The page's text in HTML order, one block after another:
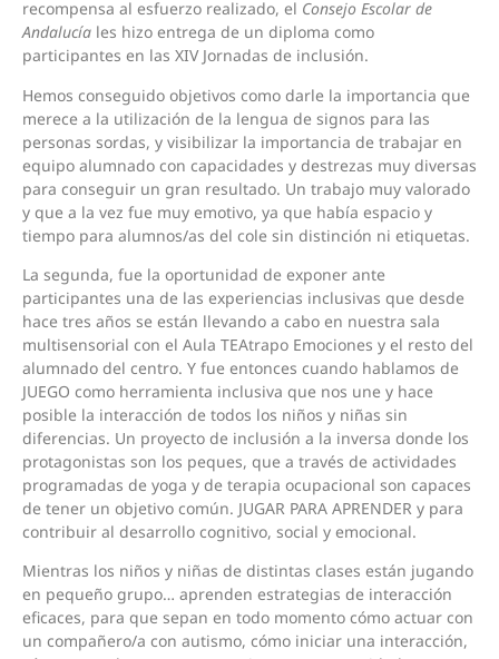
recompensa al esfuerzo realizado, el Consejo Escolar de
Andalucía les hizo entrega de un diploma como
participantes en las XIV Jornadas de inclusión.
Hemos conseguido objetivos como darle la importancia que
merece a la utilización de la lengua de signos para las
personas sordas, y visibilizar la importancia de trabajar en
equipo alumnado con capacidades y destrezas muy diversas
para conseguir un gran resultado. Un trabajo muy valorado
y que a la vez fue muy emotivo, ya que había espacio y
tiempo para alumnos/as del cole sin distinción ni etiquetas.
La segunda, fue la oportunidad de exponer ante
participantes una de las experiencias inclusivas que desde
hace tres años se están llevando a cabo en nuestra sala
multisensorial con el Aula TEAtrapo Emociones y el resto del
alumnado del centro. Y fue entonces cuando hablamos de
JUEGO como herramienta inclusiva que nos une y hace
posible la interacción de todos los niños y niñas sin
diferencias. Un proyecto de inclusión a la inversa donde los
protagonistas son los peques, que a través de actividades
programadas de yoga y de terapia ocupacional son capaces
de tener un objetivo común. JUGAR PARA APRENDER y para
contribuir al desarrollo cognitivo, social y emocional.
Mientras los niños y niñas de distintas clases están jugando
en pequeño grupo… aprenden estrategias de interacción
eficaces, para que sepan en todo momento cómo actuar con
un compañero/a con autismo, cómo iniciar una interacción,